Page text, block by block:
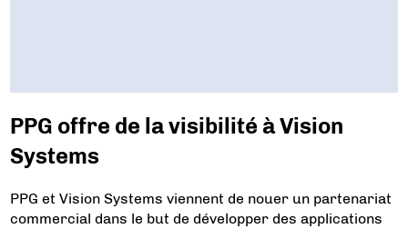
PPG offre de la visibilité à Vision
Systems
PPG et Vision Systems viennent de nouer un partenariat
commercial dans le but de développer des applications